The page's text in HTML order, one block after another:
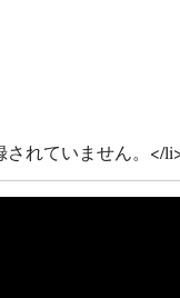
れていません。</